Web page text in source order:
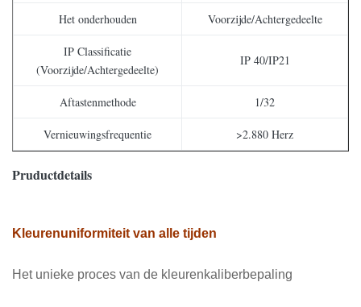
Het onderhouden Voorzijde/Achtergedeelte
IP Classificatie
(Voorzijde/Achtergedeelte)
IP 40/IP21
Aftastenmethode 1/32
Vernieuwingsfrequentie >2.880 Herz
Pruductdetails
Kleurenuniformiteit van alle tijden
Het unieke proces van de kleurenkaliberbepaling